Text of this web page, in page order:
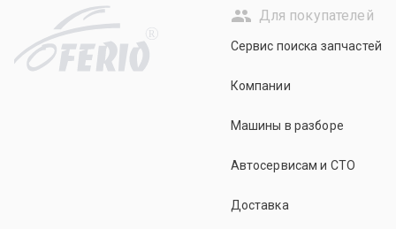
R
Для покупателей
Сервис поиска запчастей
Компании
Машины в разборе
Автосервисам и СТО
Доставка